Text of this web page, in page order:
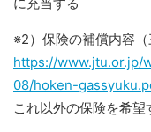
※2）保険の補償内容（
https://www.jtu.or.jp/
08/hoken-
これ以外の保険を希望